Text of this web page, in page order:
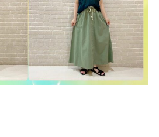
閉じる
style floor
スタイルフロア
~ 20:00
& Restaurant